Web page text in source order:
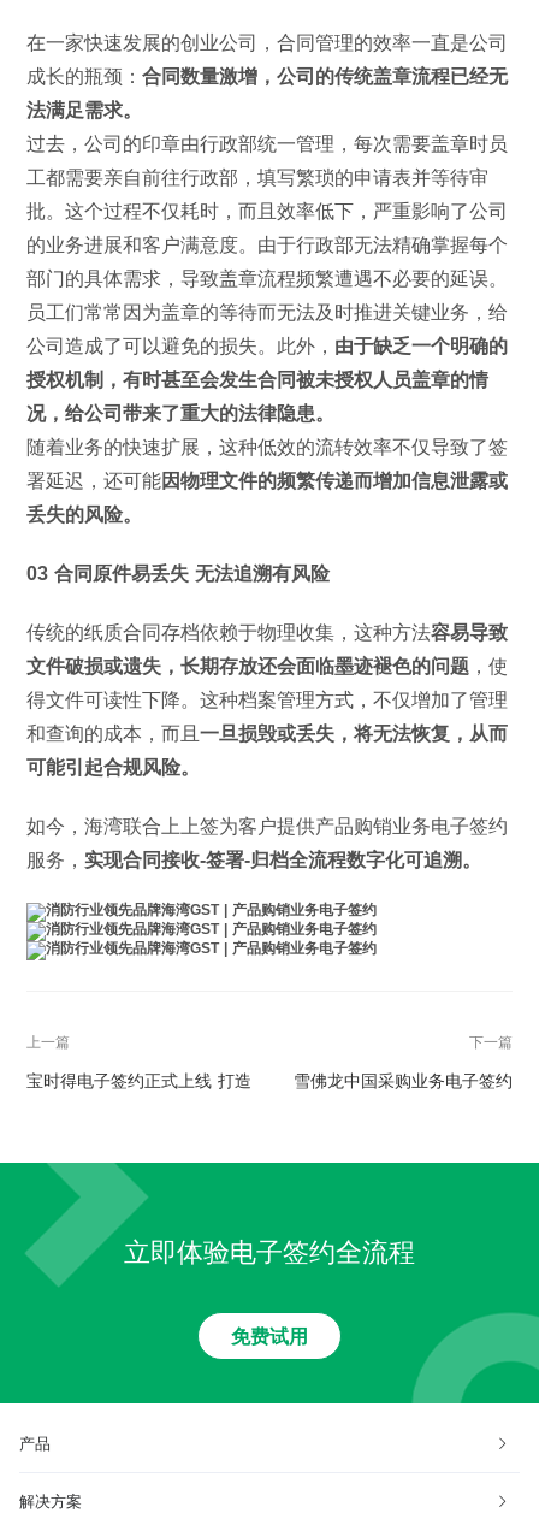
在一家快速发展的创业公司，合同管理的效率一直是公司
成长的瓶颈：合同数量激增，公司的传统盖章流程已经无
法满足需求。
过去，公司的印章由行政部统一管理，每次需要盖章时员
工都需要亲自前往行政部，填写繁琐的申请表并等待审
批。这个过程不仅耗时，而且效率低下，严重影响了公司
的业务进展和客户满意度。由于行政部无法精确掌握每个
部门的具体需求，导致盖章流程频繁遭遇不必要的延误。
员工们常常因为盖章的等待而无法及时推进关键业务，给
公司造成了可以避免的损失。此外， 由于缺乏一个明确的
授权机制，有时甚至会发生合同被未授权人员盖章的情
况，给公司带来了重大的法律隐患。
随着业务的快速扩展，这种低效的流转效率不仅导致了签
署延迟，还可能因物理文件的频繁传递而增加信息泄露或
丢失的风险。
03 合同原件易丢失 无法追溯有风险
传统的纸质合同存档依赖于物理收集，这种方法容易导致
文件破损或遗失，长期存放还会面临墨迹褪色的问题 ，使
得文件可读性下降。这种档案管理方式，不仅增加了管理
和查询的成本，而且一旦损毁或丢失，将无法恢复，从而
可能引起合规风险。
如今，海湾联合上上签为客户提供产品购销业务电子签约
服务，实现合同接收-签署-归档全流程数字化可追溯。
上一篇
宝时得电子签约正式上线 打造
下一篇
雪佛龙中国采购业务电子签约
立即体验电子签约全流程
免费试用
产品
解决方案